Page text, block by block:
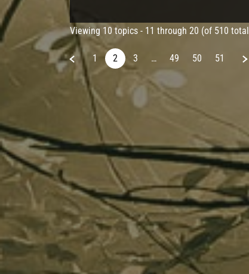
Viewing 10 topics - 11 through 20 (of 510
1 2 3 … 49 50 51